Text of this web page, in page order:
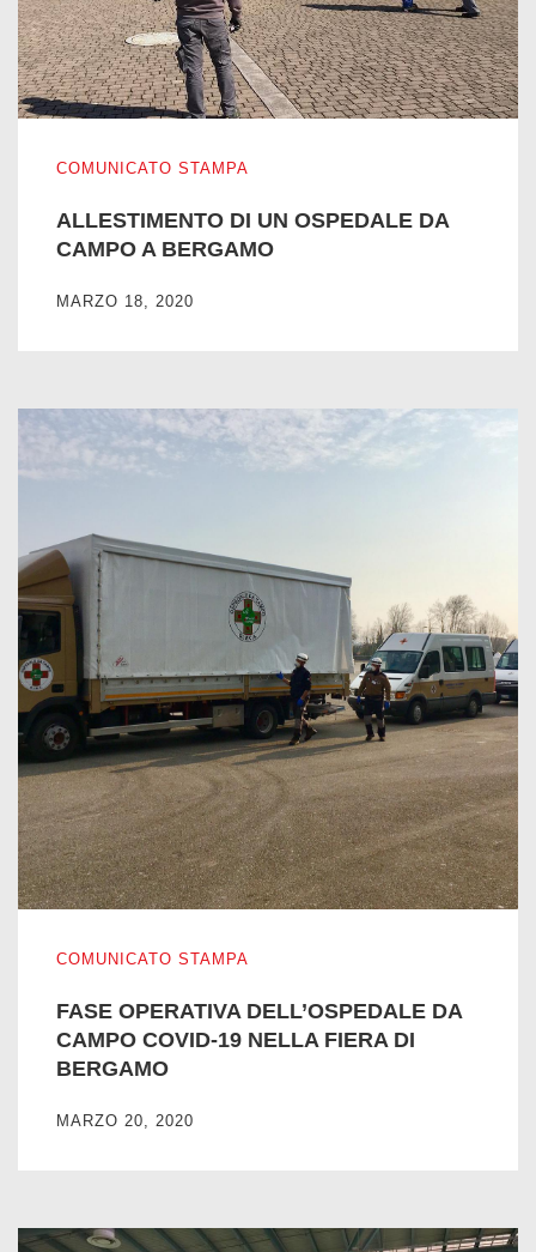
COMUNICATO STAMPA
ALLESTIMENTO DI UN OSPEDALE DA
CAMPO A BERGAMO
MARZO 18, 2020
COMUNICATO STAMPA
FASE OPERATIVA DELL’OSPEDALE DA
CAMPO COVID-19 NELLA FIERA DI
BERGAMO
MARZO 20, 2020